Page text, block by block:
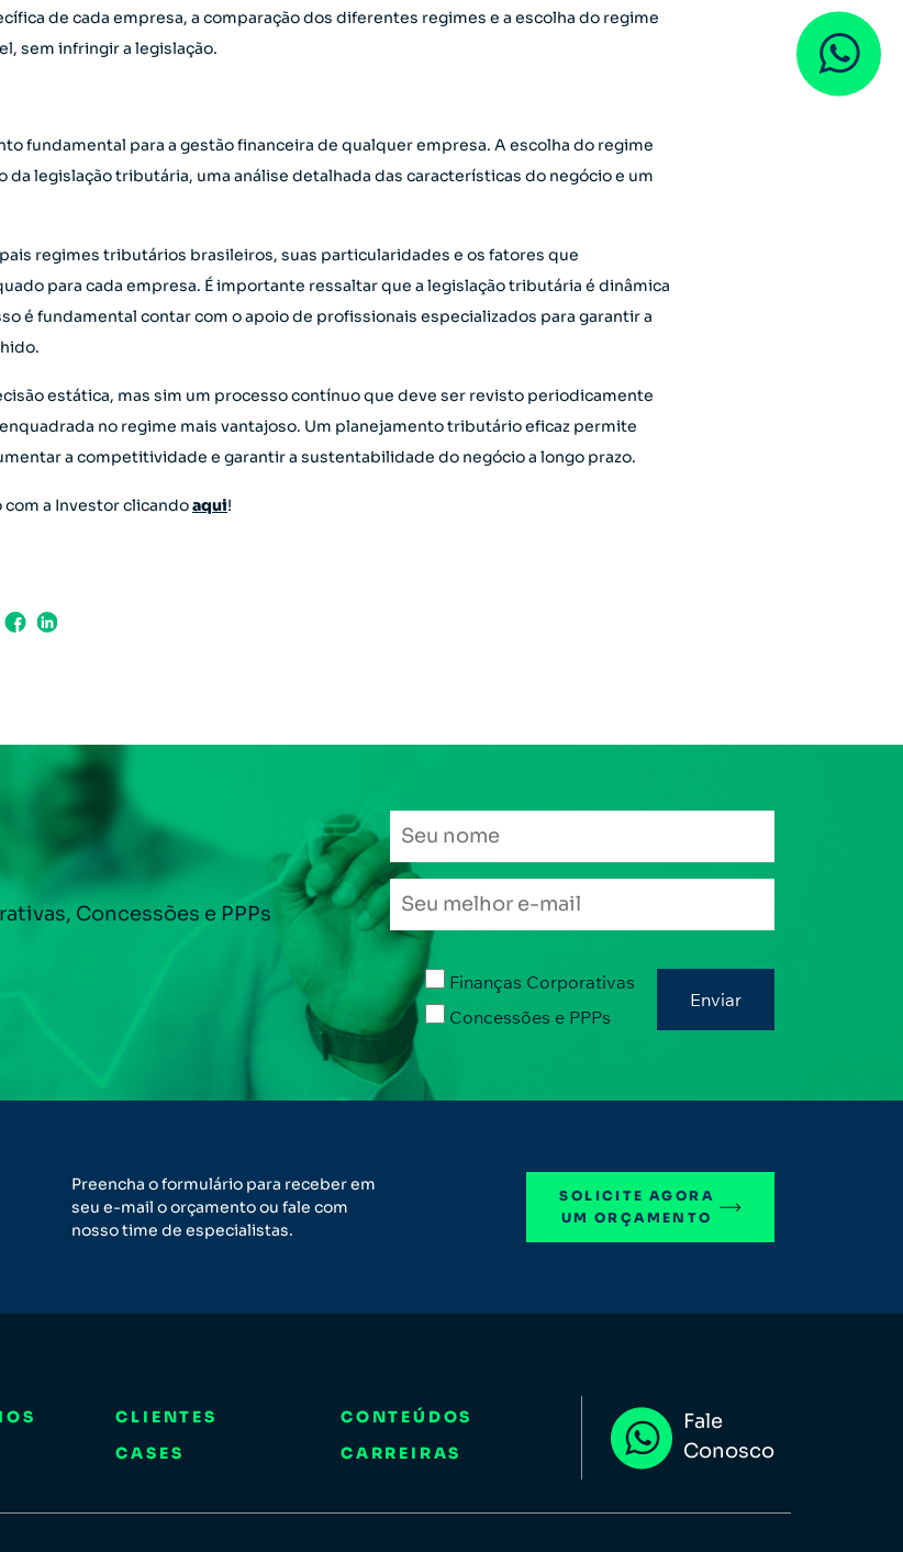
de cada empresa, a comparação dos diferentes regimes e a escolha do regime
sem infringir a legislação.
fundamental para a gestão financeira de qualquer empresa. A escolha do regime
legislação tributária, uma análise detalhada das características do negócio e um
regimes tributários brasileiros, suas particularidades e os fatores que
para cada empresa. É importante ressaltar que a legislação tributária é dinâmica
é fundamental contar com o apoio de profissionais especializados para garantir a
estática, mas sim um processo contínuo que deve ser revisto periodicamente
no regime mais vantajoso. Um planejamento tributário eficaz permite
a competitividade e garantir a sustentabilidade do negócio a longo prazo.
com a Investor clicandoaqui!
Concessões e PPPs
Finanças Corporativas
Concessões e PPPs
Preencha o formulário para receber em
seu e-mail o orçamento ou fale com
nosso time de especialistas.
SOLICITE AGORA
UM ORÇAMENTO
CLIENTES
CONTEÚDOS
CASES CARREIRAS
Fale
Conosco